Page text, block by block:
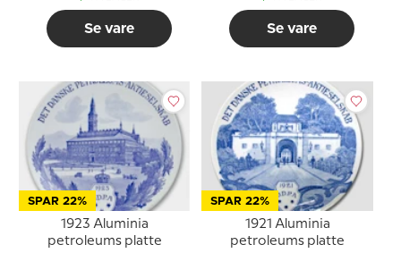
Se vare Se vare
SPAR 22%
1923 Aluminia
petroleums platte
SPAR 22%
1921 Aluminia
petroleums platte